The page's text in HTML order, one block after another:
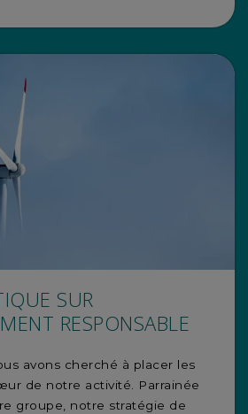
SUR
RESPONSABLE
avons cherché à placer les
de notre activité. Parrainée
groupe, notre stratégie de